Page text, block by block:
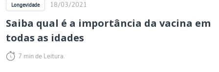
Longevidade 18/03/2021
Saiba qual é a importância da vacina em
todas as idades
7 min de Leitura.